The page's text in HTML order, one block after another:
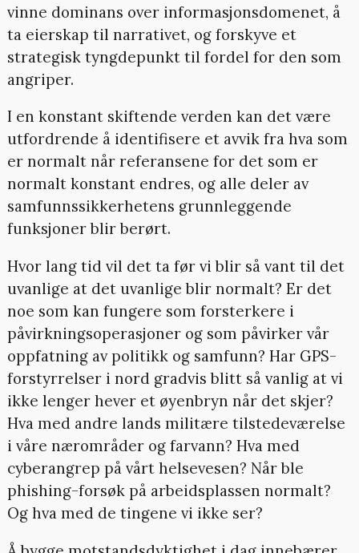
vinne dominans over informasjonsdomenet, å
ta eierskap til narrativet, og forskyve et
strategisk tyngdepunkt til fordel for den som
angriper.
I en konstant skiftende verden kan det være
utfordrende å identifisere et avvik fra hva som
er normalt når referansene for det som er
normalt konstant endres, og alle deler av
samfunnssikkerhetens grunnleggende
funksjoner blir berørt.
Hvor lang tid vil det ta før vi blir så vant til det
uvanlige at det uvanlige blir normalt? Er det
noe som kan fungere som forsterkere i
påvirkningsoperasjoner og som påvirker vår
oppfatning av politikk og samfunn? Har GPS-
forstyrrelser i nord gradvis blitt så vanlig at vi
ikke lenger hever et øyenbryn når det skjer?
Hva med andre lands militære tilstedeværelse
i våre nærområder og farvann? Hva med
cyberangrep på vårt helsevesen? Når ble
phishing-forsøk på arbeidsplassen normalt?
Og hva med de tingene vi ikke ser?